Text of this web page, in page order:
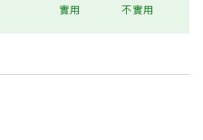
實用 不實用